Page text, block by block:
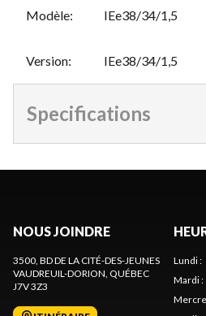
Modèle: IEe38/34/1,5
Version: IEe38/34/1,5
Specifications
NOUS JOINDRE
3500, BD DE LA CITÉ-DES-JEUNES
VAUDREUIL-DORION, QUÉBEC
J7V 3Z3
Lundi:
Mardi: